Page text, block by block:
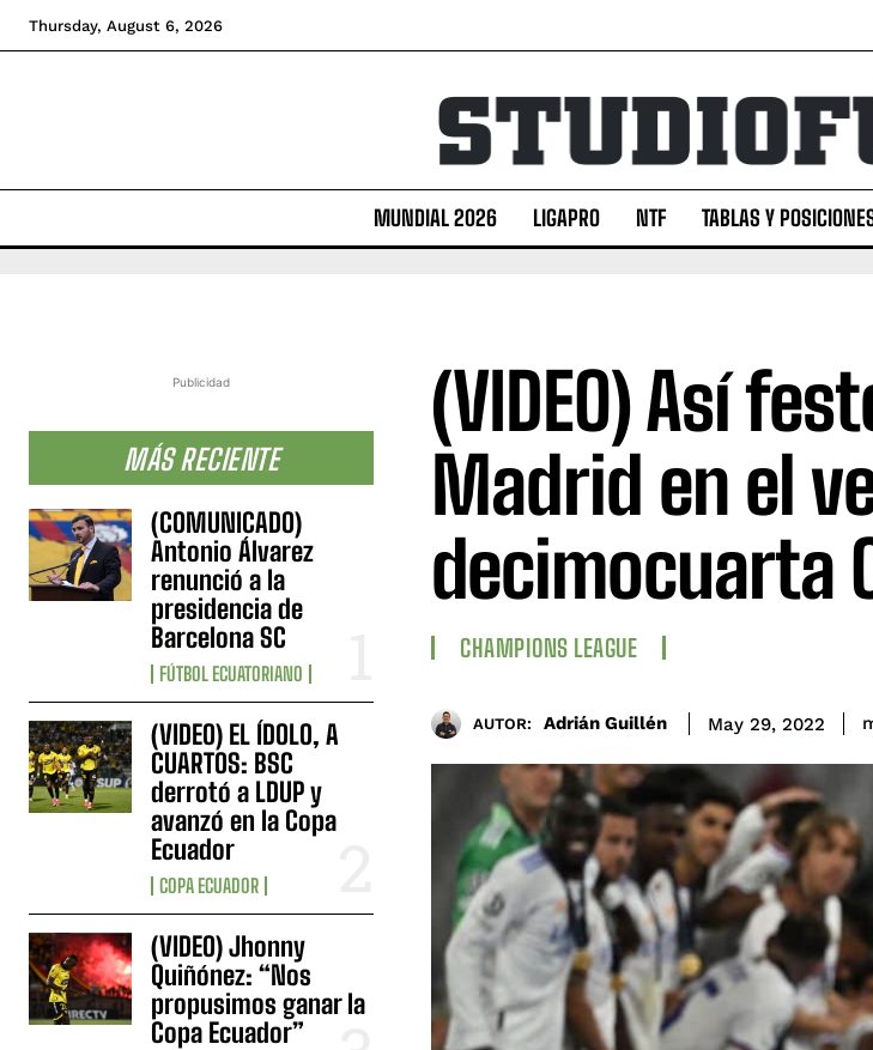
Thursday, August 6, 2026
MUNDIAL 2026 LIGAPRO NTF TABLAS Y
Publicidad
MÁS RECIENTE
(COMUNICADO)
Antonio Álvarez
renunció a la
presidencia de
Barcelona SC
FÚTBOL ECUATORIANO
(VIDEO) EL ÍDOLO, A
CUARTOS: BSC
derrotó a LDUP y
avanzó en la Copa
Ecuador
COPA ECUADOR
(VIDEO) Jhonny
Quiñónez: “Nos
propusimos ganar la
Copa Ecuador”
(VIDEO) Así
Madrid en el
decimocuarta
CHAMPIONS LEAGUE
AUTOR: Adrián Guillén May 29, 2022